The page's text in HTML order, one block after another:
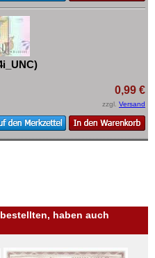
0,99 €
zzgl. Versand
haben auch